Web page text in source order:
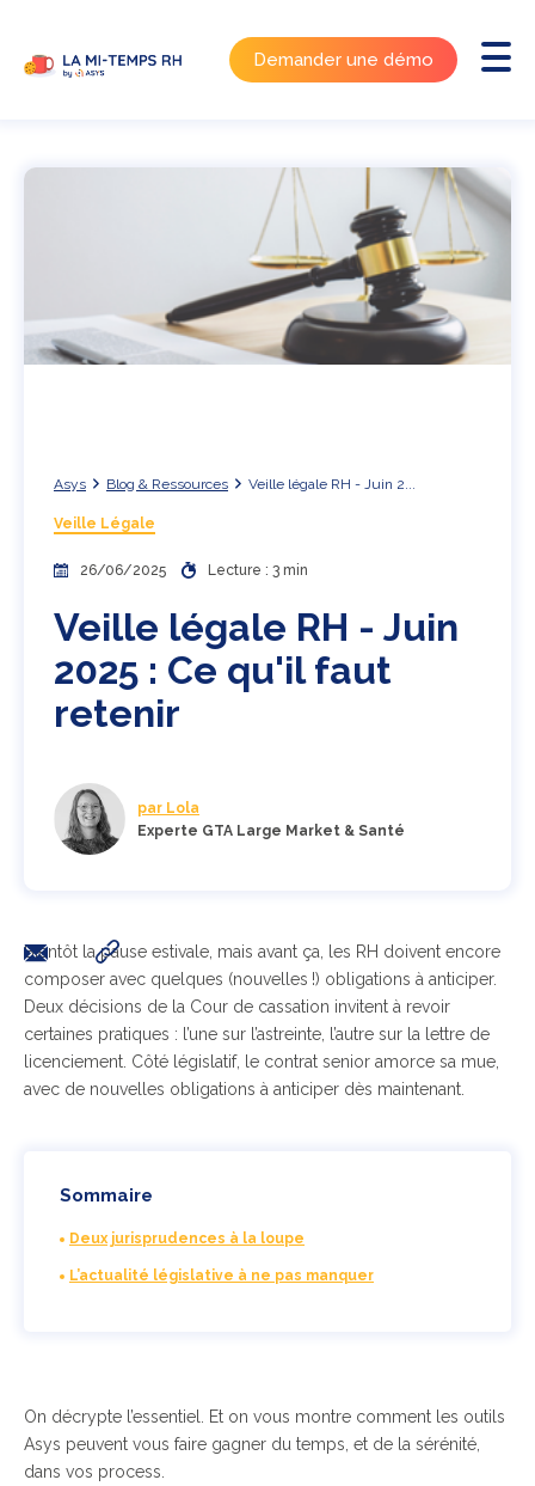
Demander une démo
Asys Blog & Ressources Veille légale RH - Juin 2...
Veille Légale
26/06/2025 Lecture : 3 min
Veille légale RH - Juin
2025 : Ce qu'il faut
retenir
par Lola
Experte GTA Large Market & Santé
Bientôt la pause estivale, mais avant ça, les RH doivent encore
composer avec quelques (nouvelles !) obligations à anticiper.
Deux décisions de la Cour de cassation invitent à revoir
certaines pratiques : l’une sur l’astreinte, l’autre sur la lettre de
licenciement. Côté législatif, le contrat senior amorce sa mue,
avec de nouvelles obligations à anticiper dès maintenant.
Sommaire
Deux jurisprudences à la loupe
L’actualité législative à ne pas manquer
On décrypte l’essentiel. Et on vous montre comment les outils
Asys peuvent vous faire gagner du temps, et de la sérénité,
dans vos process.